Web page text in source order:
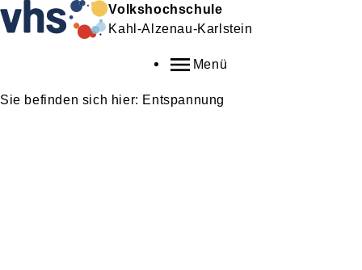
Volkshochschule
Kahl-Alzenau-Karlstein
Menü
Entspannung